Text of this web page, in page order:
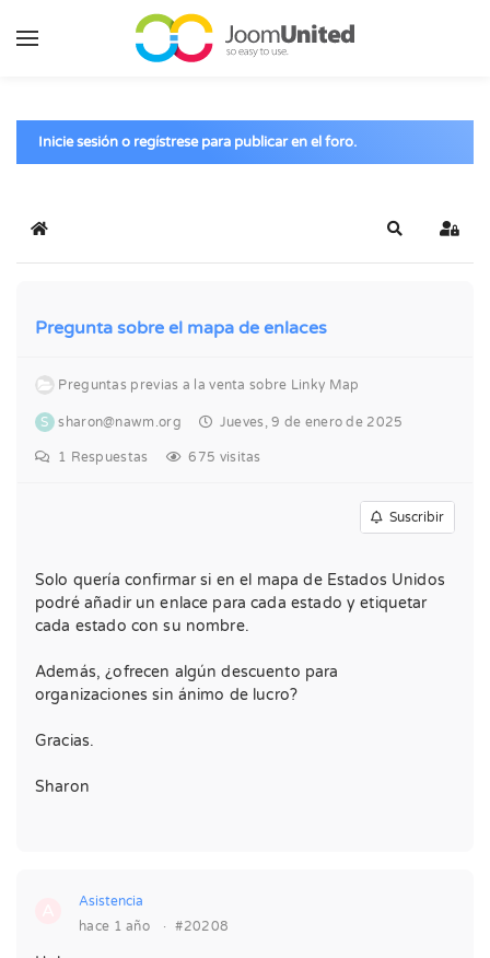
Saltar al contenido principal
Inicie sesión o regístrese para publicar en el foro.
Inicio Buscar
Pregunta sobre el mapa de enlaces
Preguntas previas a la venta sobre Linky Map
S sharon@nawm.org Jueves, 9 de enero de 2025
1 Respuestas 675 visitas
Suscribir
Solo quería confirmar si en el mapa de Estados Unidos
podré añadir un enlace para cada estado y etiquetar
cada estado con su nombre.
Además, ¿ofrecen algún descuento para
organizaciones sin ánimo de lucro?
Gracias.
Sharon
Asistencia
hace 1 año
· #20208